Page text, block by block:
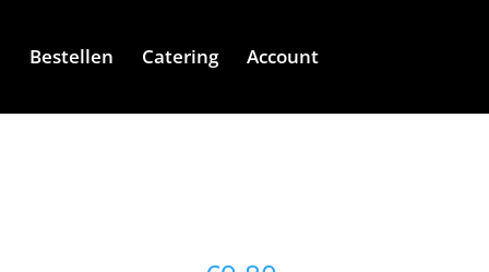
Bestellen Catering Account